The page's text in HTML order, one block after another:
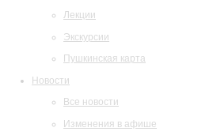
Лекции
Экскурсии
Пушкинская карта
Новости
Все новости
Изменения в афише